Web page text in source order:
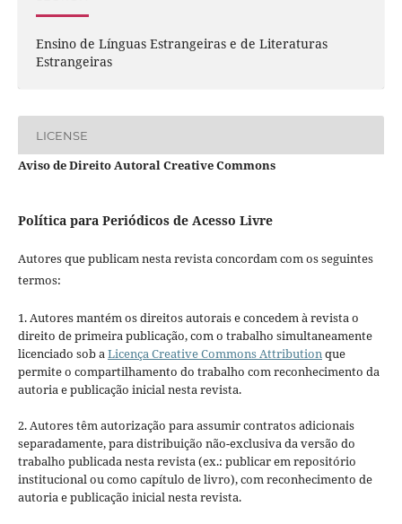
Ensino de Línguas Estrangeiras e de Literaturas
Estrangeiras
LICENSE
Aviso de Direito Autoral Creative Commons
Política para Periódicos de Acesso Livre
Autores que publicam nesta revista concordam com os seguintes
termos:
1. Autores mantém os direitos autorais e concedem à revista o
direito de primeira publicação, com o trabalho simultaneamente
licenciado sob aLicença Creative Commons Attributionque
permite o compartilhamento do trabalho com reconhecimento da
autoria e publicação inicial nesta revista.
2. Autores têm autorização para assumir contratos adicionais
separadamente, para distribuição não-exclusiva da versão do
trabalho publicada nesta revista (ex.: publicar em repositório
institucional ou como capítulo de livro), com reconhecimento de
autoria e publicação inicial nesta revista.